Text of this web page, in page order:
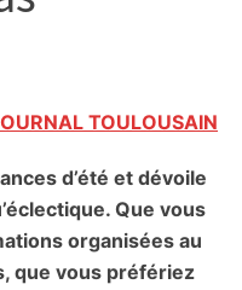
TOULOUSAIN
d’été et dévoile
Que vous
organisées au
que vous préfériez